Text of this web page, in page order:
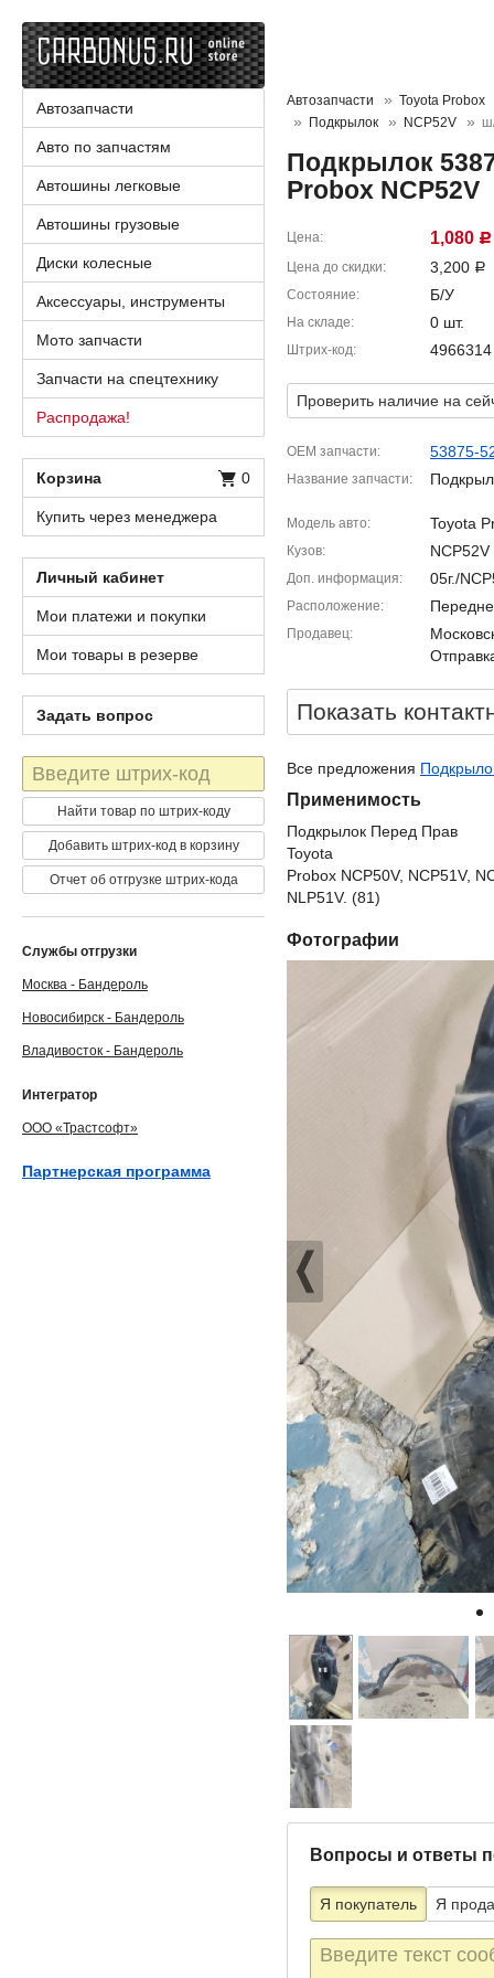
Автозапчасти
Toyota Probox
Подкрылок
NCP52V
Подкрылок
Probox NCP52V
Цена 1,080 Р
Цена до скидки 3,200 Р
Состояние Б/У
На складе 0 шт.
Штрих-код 4966314
Проверить наличие на
OEM запчасти 53875-
Название запчасти
Модель авто Toyota
Кузов NCP52V
Доп. информация 05г./
Расположение
Продавец
Показать
Все предложения
Применимость
Подкрылок Перед Прав
Toyota
Probox NCP50V, NCP51V,
NLP51V. (81)
Фотографии
Вопросы и ответы
Я покупатель Я
Текст
сообщения
Автозапчасти
Авто по запчастям
Автошины легковые
Автошины грузовые
Диски колесные
Аксессуары, инструменты
Мото запчасти
Запчасти на спецтехнику
Распродажа!
Корзина 0
Купить через менеджера
Личный кабинет
Мои платежи и покупки
Мои товары в резерве
Задать вопрос
Штрих-
код
Найти товар по штрих-коду
Добавить штрих-код в корзину
Отчет об отгрузке штрих-кода
Службы отгрузки
Москва - Бандероль
Новосибирск - Бандероль
Владивосток - Бандероль
Интегратор
ООО «Трастсофт»
Партнерская программа